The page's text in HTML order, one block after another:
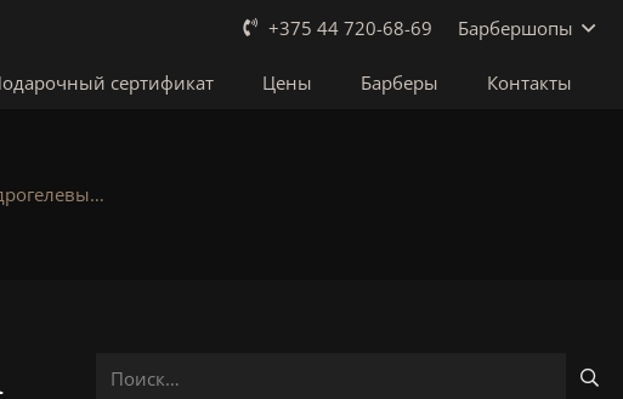
+375 44 720-68-69 Барбершопы
сертификат Цены Барберы Контакты